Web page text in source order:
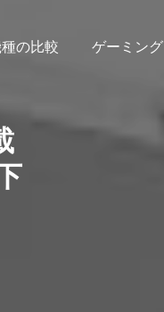
の比較 ゲーミング